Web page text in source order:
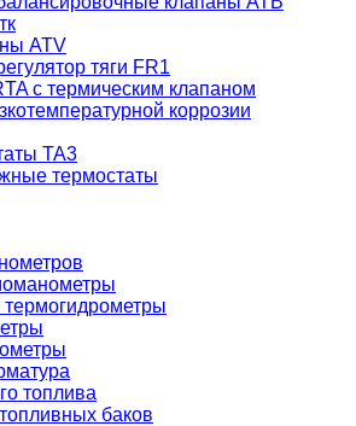
ATV
тяги FR1
с термическим клапаном
коррозии
TA3
термостаты
топлива
баков